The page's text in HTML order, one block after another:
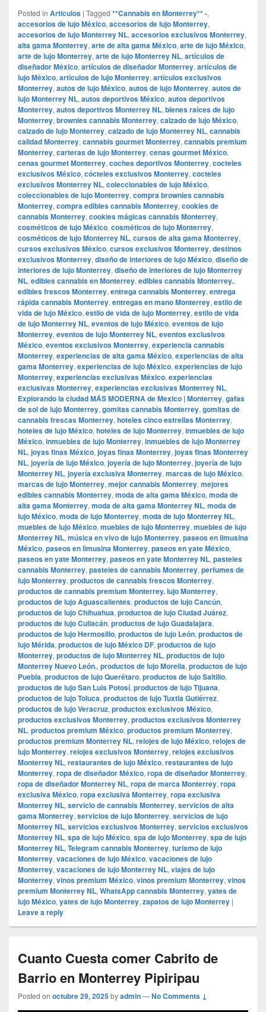
Posted in Articulos | Tagged **Cannabis en Monterrey** -,
accesorios de lujo México, accesorios de lujo Monterrey,
accesorios de lujo Monterrey NL, accesorios exclusivos Monterrey,
alta gama Monterrey, arte de alta gama México, arte de lujo México,
arte de lujo Monterrey, arte de lujo Monterrey NL, artículos de
diseñador México, artículos de diseñador Monterrey, artículos de
lujo México, artículos de lujo Monterrey, artículos exclusivos
Monterrey, autos de lujo México, autos de lujo Monterrey, autos de
lujo Monterrey NL, autos deportivos México, autos deportivos
Monterrey, autos deportivos Monterrey NL, bienes raíces de lujo
Monterrey, brownies cannabis Monterrey, calzado de lujo México,
calzado de lujo Monterrey, calzado de lujo Monterrey NL, cannabis
calidad Monterrey, cannabis gourmet Monterrey, cannabis premium
Monterrey, carteras de lujo Monterrey, cenas gourmet México,
cenas gourmet Monterrey, coches deportivos Monterrey, cocteles
exclusivos México, cócteles exclusivos Monterrey, cocteles
exclusivos Monterrey NL, coleccionables de lujo México,
coleccionables de lujo Monterrey, compra brownies cannabis
Monterrey, compra edibles cannabis Monterrey, cookies de
cannabis Monterrey, cookies mágicas cannabis Monterrey,
cosméticos de lujo México, cosméticos de lujo Monterrey,
cosméticos de lujo Monterrey NL, cursos de alta gama Monterrey,
cursos exclusivos México, cursos exclusivos Monterrey, destinos
exclusivos Monterrey, diseño de interiores de lujo México, diseño de
interiores de lujo Monterrey, diseño de interiores de lujo Monterrey
NL, edibles cannabis en Monterrey, edibles cannabis Monterrey.,
edibles frescos Monterrey, entrega cannabis Monterrey, entrega
rápida cannabis Monterrey, entregas en mano Monterrey, estilo de
vida de lujo México, estilo de vida de lujo Monterrey, estilo de vida
de lujo Monterrey NL, eventos de lujo México, eventos de lujo
Monterrey, eventos de lujo Monterrey NL, eventos exclusivos
México, eventos exclusivos Monterrey, experiencia cannabis
Monterrey, experiencias de alta gama México, experiencias de alta
gama Monterrey, experiencias de lujo México, experiencias de lujo
Monterrey, experiencias exclusivas México, experiencias
exclusivas Monterrey, experiencias exclusivas Monterrey NL,
Explorando la ciudad MÁS MODERNA de Mexico | Monterrey, gafas
de sol de lujo Monterrey, gomitas cannabis Monterrey, gomitas de
cannabis frescas Monterrey, hoteles cinco estrellas Monterrey,
hoteles de lujo México, hoteles de lujo Monterrey, inmuebles de lujo
México, inmuebles de lujo Monterrey, inmuebles de lujo Monterrey
NL, joyas finas México, joyas finas Monterrey, joyas finas Monterrey
NL, joyería de lujo México, joyería de lujo Monterrey, joyería de lujo
Monterrey NL, joyería exclusiva Monterrey, marcas de lujo México,
marcas de lujo Monterrey, mejor cannabis Monterrey, mejores
edibles cannabis Monterrey, moda de alta gama México, moda de
alta gama Monterrey, moda de alta gama Monterrey NL, moda de
lujo México, moda de lujo Monterrey, moda de lujo Monterrey NL,
muebles de lujo México, muebles de lujo Monterrey, muebles de lujo
Monterrey NL, música en vivo de lujo Monterrey, paseos en limusina
México, paseos en limusina Monterrey, paseos en yate México,
paseos en yate Monterrey, paseos en yate Monterrey NL, pasteles
cannabis Monterrey, pasteles de cannabis Monterrey, perfumes de
lujo Monterrey, productos de cannabis frescos Monterrey,
productos de cannabis premium Monterrey. lujo Monterrey,
productos de lujo Aguascalientes, productos de lujo Cancún,
productos de lujo Chihuahua, productos de lujo Ciudad Juárez,
productos de lujo Culiacán, productos de lujo Guadalajara,
productos de lujo Hermosillo, productos de lujo León, productos de
lujo Mérida, productos de lujo México DF, productos de lujo
Monterrey, productos de lujo Monterrey NL, productos de lujo
Monterrey Nuevo León., productos de lujo Morelia, productos de lujo
Puebla, productos de lujo Querétaro, productos de lujo Saltillo,
productos de lujo San Luis Potosí, productos de lujo Tijuana,
productos de lujo Toluca, productos de lujo Tuxtla Gutiérrez,
productos de lujo Veracruz, productos exclusivos México,
productos exclusivos Monterrey, productos exclusivos Monterrey
NL, productos premium México, productos premium Monterrey,
productos premium Monterrey NL, relojes de lujo México, relojes de
lujo Monterrey, relojes exclusivos Monterrey, relojes exclusivos
Monterrey NL, restaurantes de lujo México, restaurantes de lujo
Monterrey, ropa de diseñador México, ropa de diseñador Monterrey,
ropa de diseñador Monterrey NL, ropa de marca Monterrey, ropa
exclusiva México, ropa exclusiva Monterrey, ropa exclusiva
Monterrey NL, servicio de cannabis Monterrey, servicios de alta
gama Monterrey, servicios de lujo Monterrey, servicios de lujo
Monterrey NL, servicios exclusivos Monterrey, servicios exclusivos
Monterrey NL, spa de lujo México, spa de lujo Monterrey, spa de lujo
Monterrey NL, Telegram cannabis Monterrey, turismo de lujo
Monterrey, vacaciones de lujo México, vacaciones de lujo
Monterrey, vacaciones de lujo Monterrey NL, viajes de lujo
Monterrey, vinos premium México, vinos premium Monterrey, vinos
premium Monterrey NL, WhatsApp cannabis Monterrey, yates de
lujo México, yates de lujo Monterrey, zapatos de lujo Monterrey |
Leave a reply
Cuanto Cuesta comer Cabrito de
Barrio en Monterrey Pipiripau
Posted on octubre 29, 2025byadmin—No Comments ↓